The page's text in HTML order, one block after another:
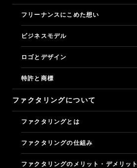
利用者の声
フリーナンスについて
フリーナンスにこめた想い
ビジネスモデル
フリーナンスにこめた想い
ビジネスモデル
ロゴとデザイン
特許と商標
ファクタリングについて
ファクタリングとは
ファクタリングの仕組み
ファクタリングのメリット・デメリット